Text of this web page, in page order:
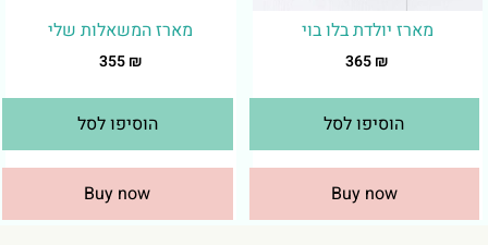
מארז יולדת בלו בוי
365₪
הוסיפו לסל
Buy now
מארז המשאלות שלי
355₪
הוסיפו לסל
Buy now